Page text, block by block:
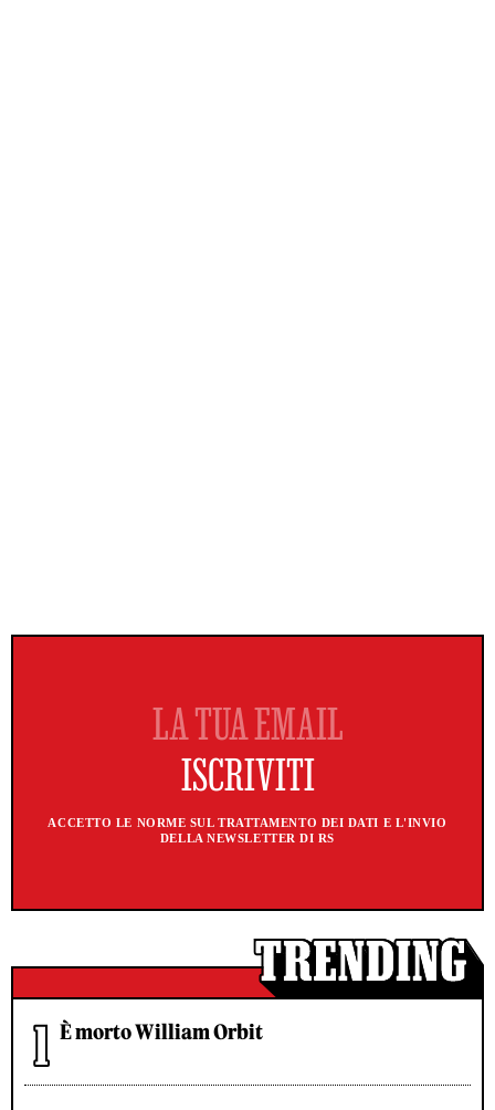
ACCETTO LE NORME SUL TRATTAMENTO DEI DATI E L'INVIO
DELLA NEWSLETTER DI RS
È morto William Orbit